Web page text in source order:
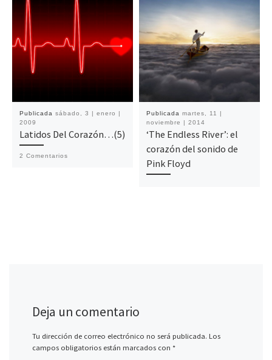
Publicada sábado, 3 | enero |
2009
Latidos Del Corazón…(5)
2 Comentarios
Publicada martes, 11 |
noviembre | 2014
‘The Endless River’: el
corazón del sonido de
Pink Floyd
Deja un comentario
Tu dirección de correo electrónico no será publicada. Los
campos obligatorios están marcados con *